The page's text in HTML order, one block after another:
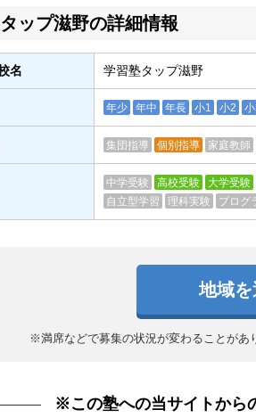
ップ滋野の詳細情報
名 学習塾タップ滋野
年少 年中 年長 小1 小2
集団指導 個別指導 家庭教師
中学受験 高校受験 大学受験
自立型学習
理科実験 プログ
地域
※満席などで募集の状況が変わることがあ
※この塾への当サイトから